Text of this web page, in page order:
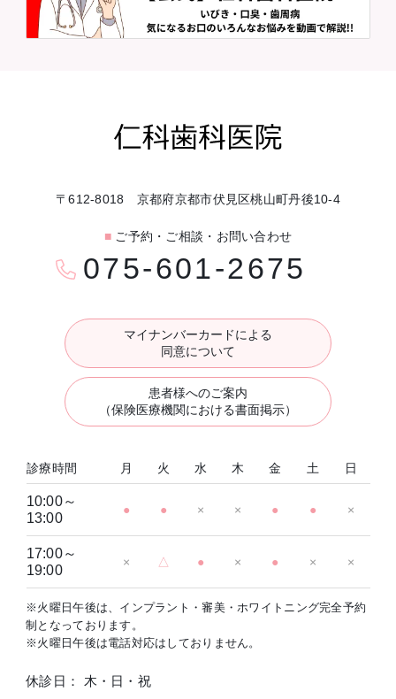
〒612-8018 京都府京都市伏見区桃山町丹後10-4
■ ご予約・ご相談・お問い合わせ
075-601-2675
マイナンバーカードによる
同意について
患者様へのご案内
（保険医療機関における書面掲示）
診療時間 月 火 水 木 金 土 日
10:00～
13:00
● ● × × ● ● ×
17:00～
19:00
× △ ● × ● × ×
※火曜日午後は、インプラント・審美・ホワイトニング完全予約
制となっております。
※火曜日午後は電話対応はしておりません。
休診日： 木・日・祝